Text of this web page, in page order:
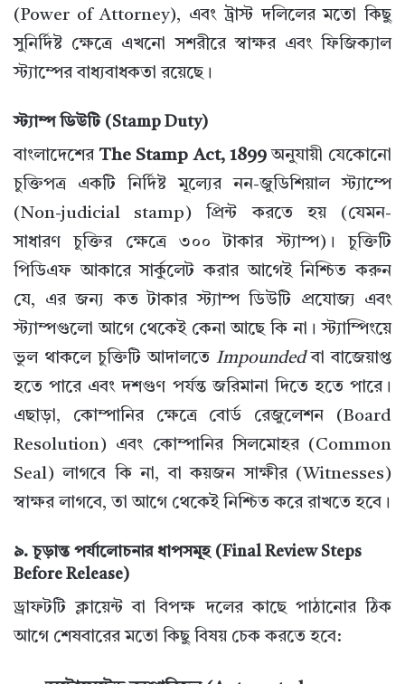
(Power of Attorney), এবং ট্রাস্ট দলিলের মতো কিছু
সুনির্দিষ্ট ক্ষেত্রে এখনো সশরীরে স্বাক্ষর এবং ফিজিক্যাল
স্ট্যাম্পের বাধ্যবাধকতা রয়েছে।
স্ট্যাম্প ডিউটি (Stamp Duty)
বাংলাদেশেরThe Stamp Act, 1899অনুযায়ী যেকোনো
চুক্তিপত্র একটি নির্দিষ্ট মূল্যের নন-জুডিশিয়াল স্ট্যাম্পে
(Non-judicial stamp) প্রিন্ট করতে হয় (যেমন-
সাধারণ চুক্তির ক্ষেত্রে ৩০০ টাকার স্ট্যাম্প)। চুক্তিটি
পিডিএফ আকারে সার্কুলেট করার আগেই নিশ্চিত করুন
যে, এর জন্য কত টাকার স্ট্যাম্প ডিউটি প্রযোজ্য এবং
স্ট্যাম্পগুলো আগে থেকেই কেনা আছে কি না। স্ট্যাম্পিংয়ে
ভুল থাকলে চুক্তিটি আদালতে Impoundedবা বাজেয়াপ্ত
হতে পারে এবং দশগুণ পর্যন্ত জরিমানা দিতে হতে পারে।
এছাড়া, কোম্পানির ক্ষেত্রে বোর্ড রেজুলেশন (Board
Resolution) এবং কোম্পানির সিলমোহর (Common
Seal) লাগবে কি না, বা কয়জন সাক্ষীর (Witnesses)
স্বাক্ষর লাগবে, তা আগে থেকেই নিশ্চিত করে রাখতে হবে।
৯. চূড়ান্ত পর্যালোচনার ধাপসমূহ (Final Review Steps
Before Release)
ড্রাফটটি ক্লায়েন্ট বা বিপক্ষ দলের কাছে পাঠানোর ঠিক
আগে শেষবারের মতো কিছু বিষয় চেক করতে হবে: